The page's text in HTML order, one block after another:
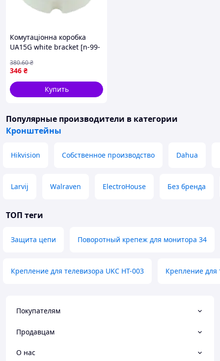
Комутаціонна коробка
UA15G white bracket [n-99-
346 ₴
380.60₴
Купить
Популярные производители в категории
Кронштейны
Hikvision Собственное производство Dahua
Larvij Walraven ElectroHouse Без бренда
ТОП теги
Защита цепи Поворотный крепеж для монитора 34
Крепление для телевизора UKC HT-003 Крепление для
Покупателям
Продавцам
О нас